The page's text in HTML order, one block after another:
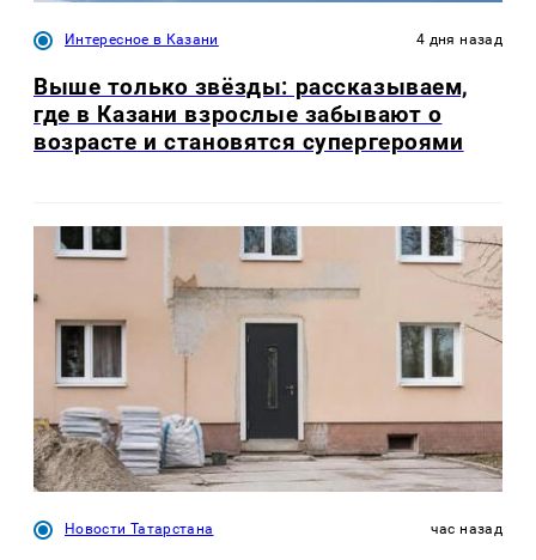
Интересное в Казани 4 дня назад
Выше только звёзды: рассказываем,
где в Казани взрослые забывают о
возрасте и становятся супергероями
Новости Татарстана час назад